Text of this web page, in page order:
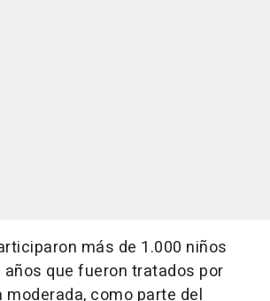
más de 1.000 niños
años que fueron tratados por
moderada, como parte del